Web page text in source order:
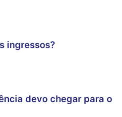
ingressos?
devo chegar para o